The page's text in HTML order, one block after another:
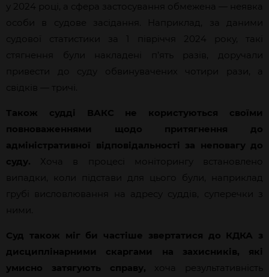
у 2024 році, а сфера застосування обмежена — неявка
особи в судове засідання. Наприклад, за даними
судової статистики за 1 півріччя 2024 року, такі
стягнення були накладені п’ять разів, доручали
привести до суду обвинувачених чотири рази, а
свідків — тричі.
Також судді ВАКС не користуються своїми
повноваженнями щодо притягнення до
адміністративної відповідальності за неповагу до
суду. Хоча в процесі моніторингу встановлено
випадки, коли підстави для цього були, наприклад
грубі висловлювання на адресу суддів, суперечки з
ними.
Суд також міг би частіше звертатися до КДКА з
дисциплінарними скаргами на захисників, які
умисно затягують справу,
хоча результативність